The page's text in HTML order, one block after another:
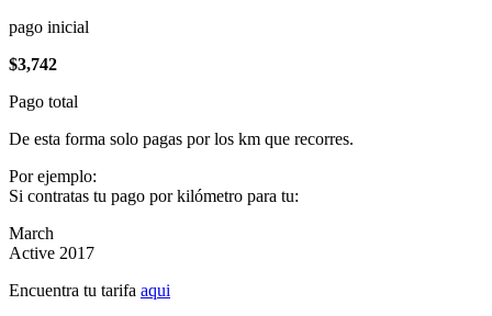
pago inicial
$3,742
Pago total
De esta forma solo pagas por los km que recorres.
Por ejemplo:
Si contratas tu pago por kilómetro para tu:
March
Active 2017
Encuentra tu tarifa aqui